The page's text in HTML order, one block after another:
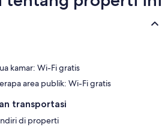
kamar: Wi-Fi gratis
area publik: Wi-Fi gratis
transportasi
di properti